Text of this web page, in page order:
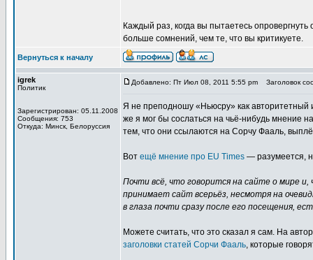
Каждый раз, когда вы пытаетесь
больше сомнений, чем те, что вы критикуете.
Вернуться к началу
igrek
Политик
Зарегистрирован: 05.11.2008
Сообщения: 753
Откуда: Минск, Белоруссия
Добавлено: Пт Июл 08, 2011 5:55 pm Заголовок
Я не преподношу «Ньюсру» как авторитетный
же я мог бы сослаться на чьё-нибудь мнение
тем, что они ссылаются на Сорчу Фааль,
Вот ещё мнение про EU Times — разумеется,
Почти всё, что говорится на сайте о мире
принимает сайт всерьёз, несмотря на
в глаза почти сразу после его посещения,
Можете считать, что это сказал я сам. На
заголовки статей Сорчи Фааль, которые